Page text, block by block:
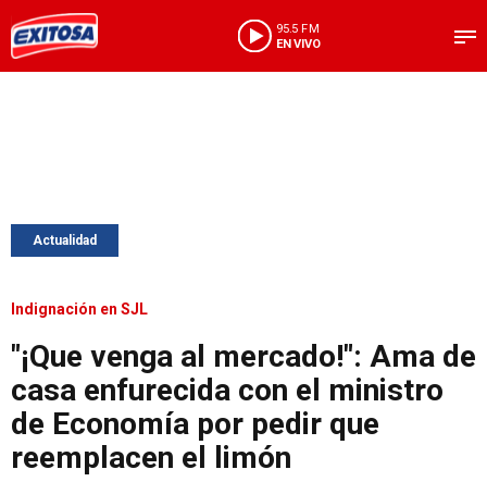
95.5 FM
EN VIVO
Actualidad
Indignación en SJL
"¡Que venga al mercado!": Ama de
casa enfurecida con el ministro
de Economía por pedir que
reemplacen el limón